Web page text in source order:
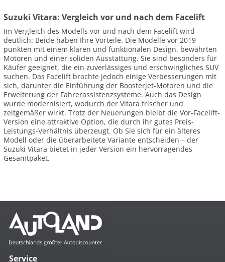
Suzuki Vitara: Vergleich vor und nach dem Facelift
Im Vergleich des Modells vor und nach dem Facelift wird
deutlich: Beide haben Ihre Vorteile. Die Modelle vor 2019
punkten mit einem klaren und funktionalen Design, bewährten
Motoren und einer soliden Ausstattung. Sie sind besonders für
Käufer geeignet, die ein zuverlässiges und erschwingliches SUV
suchen. Das Facelift brachte jedoch einige Verbesserungen mit
sich, darunter die Einführung der Boosterjet-Motoren und die
Erweiterung der Fahrerassistenzsysteme. Auch das Design
wurde modernisiert, wodurch der Vitara frischer und
zeitgemäßer wirkt. Trotz der Neuerungen bleibt die Vor-Facelift-
Version eine attraktive Option, die durch ihr gutes Preis-
Leistungs-Verhältnis überzeugt. Ob Sie sich für ein älteres
Modell oder die überarbeitete Variante entscheiden – der
Suzuki Vitara bietet in jeder Version ein hervorragendes
Gesamtpaket.
Service